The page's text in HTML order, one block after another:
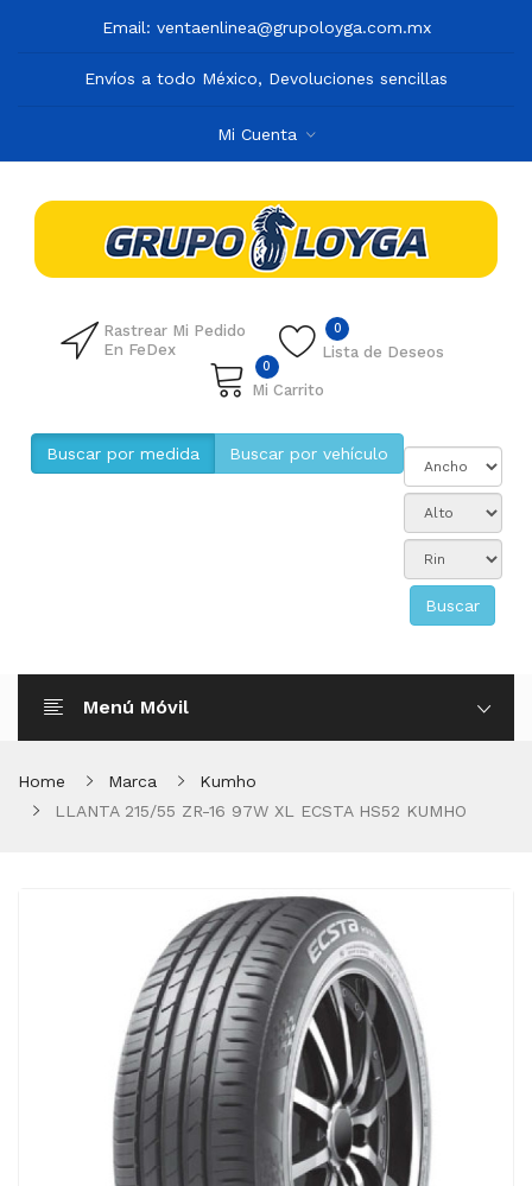
Email: ventaenlinea@grupoloyga.com.mx
Envíos a todo México, Devoluciones sencillas
Mi Cuenta
Rastrear Mi Pedido
En FeDex
Lista de Deseos
0
0
Mi Carrito
Buscar por medida Buscar por vehículo
Buscar
Menú Móvil
Home Marca
Kumho
LLANTA 215/55 ZR-16 97W XL ECSTA HS52 KUMHO